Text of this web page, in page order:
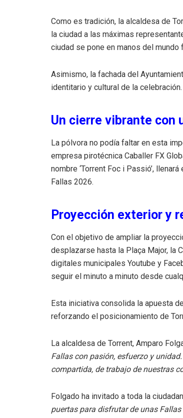
Como es tradición, la alcaldesa de
la ciudad a las máximas
ciudad se pone en manos del
Asimismo, la fachada del
identitario y cultural de la celebración.
Un cierre vibrante con
La pólvora no podía faltar en esta
empresa pirotécnica Caballer FX
nombre ‘Torrent Foc i Passió’,
Fallas 2026.
Proyección exterior y
Con el objetivo de ampliar la
desplazarse hasta la Plaça Major, la
digitales municipales Youtube y
seguir el minuto a minuto desde
Esta iniciativa consolida la apuesta
reforzando el posicionamiento de
La alcaldesa de Torrent, Amparo
Fallas con pasión, esfuerzo y
compartida, de trabajo de nuestras
Folgado ha invitado a toda la
puertas para disfrutar de unas